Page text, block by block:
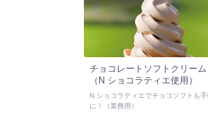
チョコレートソフトクリーム
（N ショコラティエ使用）
N ショコラティエでチョコソフトも
に！（業務用）